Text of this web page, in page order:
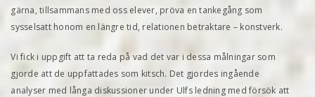
gärna, tillsammans med oss elever, pröva en tankegång som
sysselsatt honom en längre tid, relationen betraktare – konstverk.
Vi fick i uppgift att ta reda på vad det var i dessa målningar som
gjorde att de uppfattades som kitsch. Det gjordes ingående
analyser med långa diskussioner under Ulfs ledning med försök att